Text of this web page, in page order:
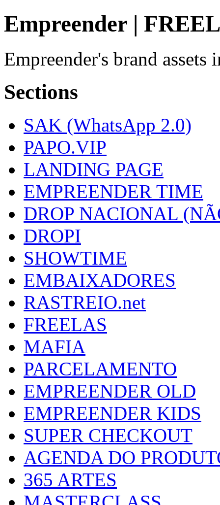
Empreender |
Empreender's brand
Sections
SAK (WhatsApp 2.0)
PAPO.VIP
LANDING PAGE
EMPREENDER TIME
DROP NACIONAL
DROPI
SHOWTIME
EMBAIXADORES
RASTREIO.net
FREELAS
MAFIA
PARCELAMENTO
EMPREENDER OLD
EMPREENDER KIDS
SUPER CHECKOUT
AGENDA DO
365 ARTES